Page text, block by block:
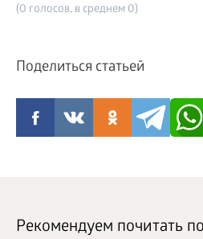
(0 голосов, в среднем 0)
Поделиться статьей
Рекомендуем почитать